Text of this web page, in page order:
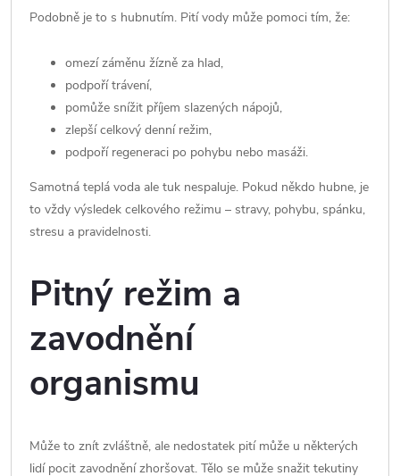
Podobně je to s hubnutím. Pití vody může pomoci tím, že:
omezí záměnu žízně za hlad,
podpoří trávení,
pomůže snížit příjem slazených nápojů,
zlepší celkový denní režim,
podpoří regeneraci po pohybu nebo masáži.
Samotná teplá voda ale tuk nespaluje. Pokud někdo hubne, je
to vždy výsledek celkového režimu – stravy, pohybu, spánku,
stresu a pravidelnosti.
Pitný režim a
zavodnění
organismu
Může to znít zvláštně, ale nedostatek pití může u některých
lidí pocit zavodnění zhoršovat. Tělo se může snažit tekutiny